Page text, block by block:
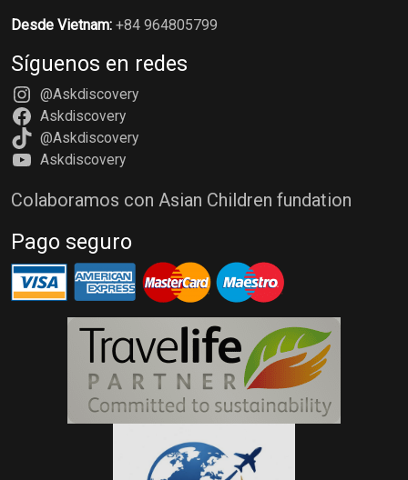
Desde Vietnam: +84 964805799
Síguenos en redes
@Askdiscovery
Askdiscovery
@Askdiscovery
Askdiscovery
Colaboramos con Asian Children fundation
Pago seguro